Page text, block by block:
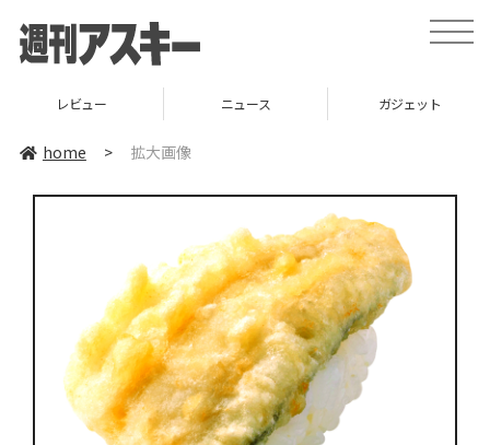
toggle
レビュー ニュース ガジェット
home > 拡大画像